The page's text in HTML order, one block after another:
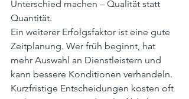
Unterschied machen – Qualität statt
Quantität.
Ein weiterer Erfolgsfaktor ist eine gute
Zeitplanung. Wer früh beginnt, hat
mehr Auswahl an Dienstleistern und
kann bessere Konditionen verhandeln.
Kurzfristige Entscheidungen kosten oft